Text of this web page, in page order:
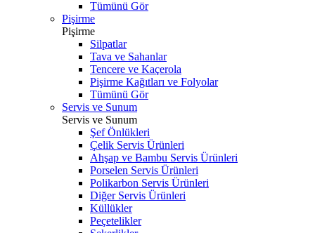
Tümünü Gör
Pişirme
Pişirme
Silpatlar
Tava ve Sahanlar
Tencere ve Kaçerola
Pişirme Kağıtları ve Folyolar
Tümünü Gör
Servis ve Sunum
Servis ve Sunum
Şef Önlükleri
Çelik Servis Ürünleri
Ahşap ve Bambu Servis Ürünleri
Porselen Servis Ürünleri
Polikarbon Servis Ürünleri
Diğer Servis Ürünleri
Küllükler
Peçetelikler